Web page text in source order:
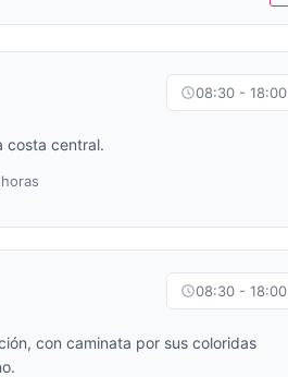
08:30 - 18:00
costa central.
08:30 - 18:00
con caminata por sus coloridas